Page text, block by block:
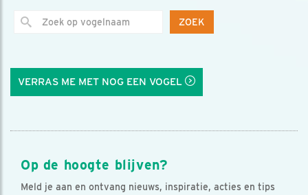
ZOEK
VERRAS ME MET NOG EEN VOGEL
Op de hoogte blijven?
Meld je aan en ontvang nieuws, inspiratie, acties en tips